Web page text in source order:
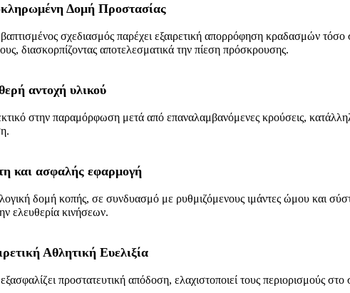
Δομή Προστασίας
σχεδιασμός παρέχει εξαιρετική απορρόφηση κραδασμών τόσο
διασκορπίζοντας αποτελεσματικά την πίεση πρόσκρουσης.
αντοχή υλικού
στην παραμόρφωση μετά από επαναλαμβανόμενες κρούσεις,
και ασφαλής εφαρμογή
δομή κοπής, σε συνδυασμό με ρυθμιζόμενους ιμάντες ώμου και
ελευθερία κινήσεων.
Αθλητική Ευελιξία
προστατευτική απόδοση, ελαχιστοποιεί τους περιορισμούς